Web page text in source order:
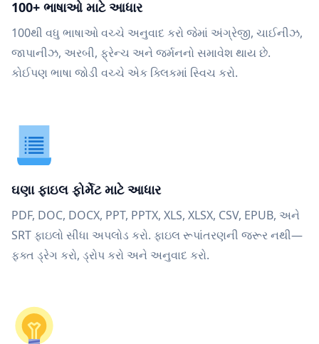
100+ ભાષાઓ માટે આધાર
100થી વધુ ભાષાઓ વચ્ચે અનુવાદ કરો જેમાં અંગ્રેજી, ચાઈનીઝ,
જાપાનીઝ, અરબી, ફ્રેન્ચ અને જર્મનનો સમાવેશ થાય છે.
કોઈપણ ભાષા જોડી વચ્ચે એક ક્લિકમાં સ્વિચ કરો.
ઘણા ફાઇલ ફોર્મેટ માટે આધાર
PDF, DOC, DOCX, PPT, PPTX, XLS, XLSX, CSV, EPUB, અને
SRT ફાઇલો સીધા અપલોડ કરો. ફાઇલ રૂપાંતરણની જરૂર નથી—
ફક્ત ડ્રેગ કરો, ડ્રોપ કરો અને અનુવાદ કરો.